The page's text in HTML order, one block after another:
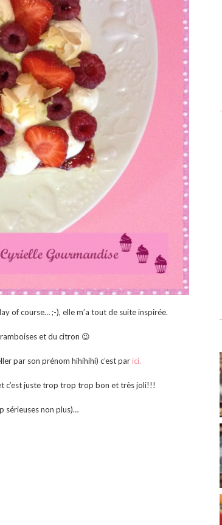
of course… ;-), elle m’a tout de suite inspirée.
et du citron 😉
par son prénom hihihihi) c’est par ici.
c’est juste trop trop trop bon et très joli!!!
sérieuses non plus)…